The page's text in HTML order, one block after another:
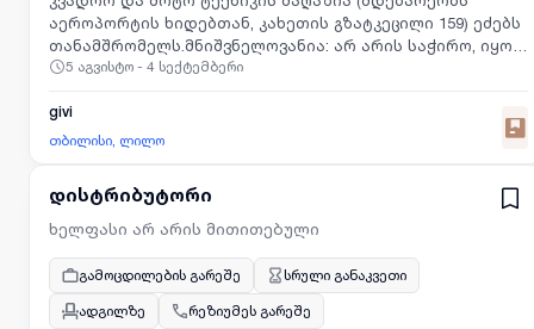
აეროპორტის ხიდებთან, კახეთის გზატკეცილი 159) ეძებს
თანამშრომელს.მნიშვნელოვანია: არ არის საჭირო, იყოთ
პროფესიონალი მექანიკოსი ან ხელოსანი! საქმე ძალიან
გაკეთება მოგიწევთ:ყუთებიდან პროდუქციის ამოღება
და კვადროციკლების მარტივი დეტალების აწყობა (ეს
აუცილებლად გამოგივათ!).კანდიდატი უნდა
გამოირჩეოდეს მაღალი პასუხისმგებლობის გრძნობით
შენახვა.პირობები და მოთხოვნები:სამუშაო გრაფიკი:
09:00-დან 18:00 საათამდე (კვირაში 1 დღე
დასვენება).ასაკი მხოლოდ: 18-28 წელი.პრიორიტეტი
5 აგვისტო - 4 სექტემბერი
givi
თბილისი, ლილო
დისტრიბუტორი
ხელფასი არ არის მითითებული
გამოცდილების გარეშე
სრული განაკვეთი
ადგილზე
რეზიუმეს გარეშე